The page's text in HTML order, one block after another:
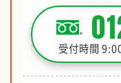
受付時間